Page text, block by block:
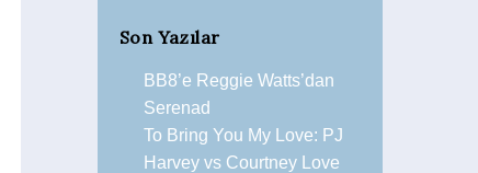
Son Yazılar
BB8’e Reggie Watts’dan
Serenad
To Bring You My Love: PJ
Harvey vs Courtney Love